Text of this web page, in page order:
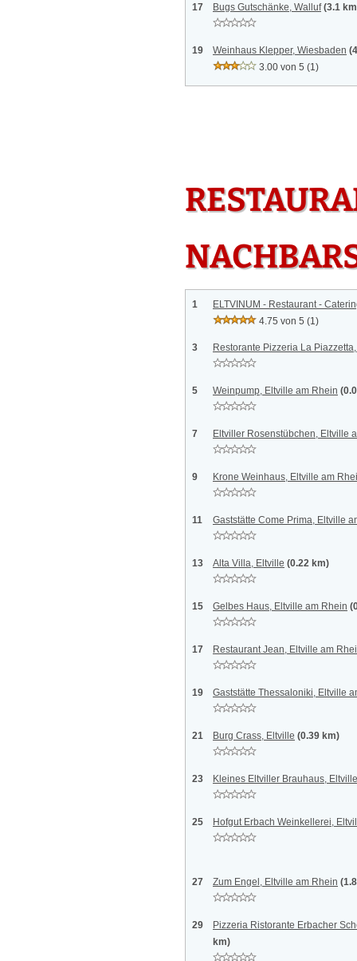
17 Bugs Gutschänke, Walluf (3.1
19 Weinhaus Klepper, Wiesbaden
3.00 von 5 (1)
1
ELTVINUM - Restaurant -
4.75 von 5 (1)
3 Restorante Pizzeria La
5 Weinpump, Eltville am Rhein
7 Eltviller Rosenstübchen, Eltville
9 Krone Weinhaus, Eltville am
11 Gaststätte Come Prima, Eltville
13 Alta Villa, Eltville (0.22 km)
15 Gelbes Haus, Eltville am Rhein
17 Restaurant Jean, Eltville am
19 Gaststätte Thessaloniki, Eltville
21 Burg Crass, Eltville (0.39 km)
23 Kleines Eltviller Brauhaus,
25 Hofgut Erbach Weinkellerei,
27 Zum Engel, Eltville am Rhein
29
Pizzeria Ristorante Erbacher
km)